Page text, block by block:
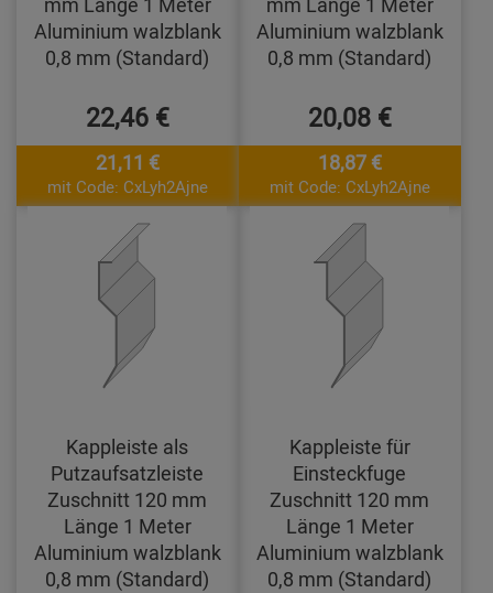
Aluminium walzblank
0,8 mm (Standard)
22,46 €
21,11 €
mit Code: CxLyh2Ajne
Aluminium walzblank
0,8 mm (Standard)
20,08 €
18,87 €
mit Code: CxLyh2Ajne
Kappleiste als
Putzaufsatzleiste
Zuschnitt 120 mm
Länge 1 Meter
Aluminium walzblank
0,8 mm (Standard)
Kappleiste für
Einsteckfuge
Zuschnitt 120 mm
Länge 1 Meter
Aluminium walzblank
0,8 mm (Standard)